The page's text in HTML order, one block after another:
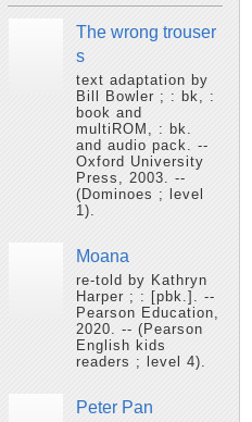
The wrong trouser
s
text adaptation by
Bill Bowler ; : bk, :
book and
multiROM, : bk.
and audio pack. --
Oxford University
Press, 2003. --
(Dominoes ; level
1).
Moana
re-told by Kathryn
Harper ; : [pbk.]. --
Pearson Education,
2020. -- (Pearson
English kids
readers ; level 4).
Peter Pan